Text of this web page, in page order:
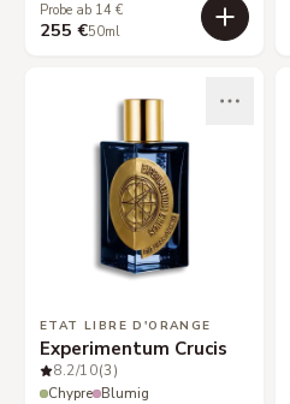
Probe ab 14 €
255 €50ml
ETAT LIBRE D'ORANGE
Experimentum Crucis
8.2/10(3)
Chypre Blumig